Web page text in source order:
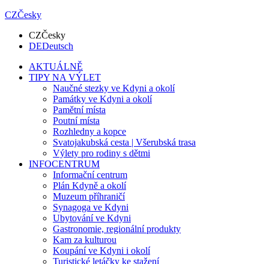
CZČesky
CZČesky
DEDeutsch
AKTUÁLNĚ
TIPY NA VÝLET
Naučné stezky ve Kdyni a okolí
Památky ve Kdyni a okolí
Pamětní místa
Poutní místa
Rozhledny a kopce
Svatojakubská cesta | Všerubská trasa
Výlety pro rodiny s dětmi
INFOCENTRUM
Informační centrum
Plán Kdyně a okolí
Muzeum příhraničí
Synagoga ve Kdyni
Ubytování ve Kdyni
Gastronomie, regionální produkty
Kam za kulturou
Koupání ve Kdyni i okolí
Turistické letáčky ke stažení